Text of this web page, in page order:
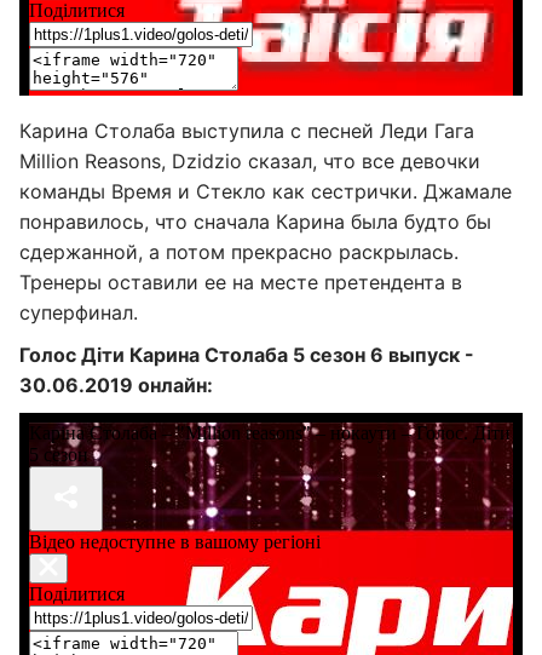
Карина Столаба выступила с песней Леди Гага
Million Reasons, Dzidzio сказал, что все девочки
команды Время и Стекло как сестрички. Джамале
понравилось, что сначала Карина была будто бы
сдержанной, а потом прекрасно раскрылась.
Тренеры оставили ее на месте претендента в
суперфинал.
Голос Діти Карина Столаба 5 сезон 6 выпуск -
30.06.2019 онлайн: